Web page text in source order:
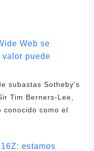
Web se
valor puede
subastas Sotheby's
Tim Berners-Lee,
como el
estamos